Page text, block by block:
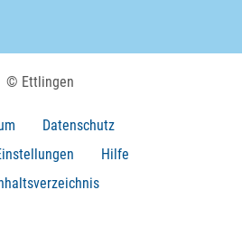
© Ettlingen
Datenschutz
Hilfe